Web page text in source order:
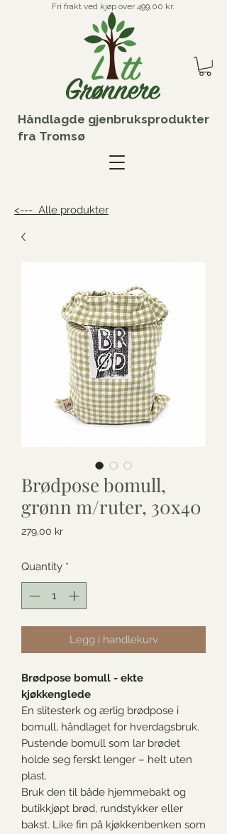
Fri frakt ved kjøp over 499,00 kr.
Håndlagde gjenbruksprodukter
fra Tromsø
<--- Alle produkter
Brødpose bomull,
grønn m/ruter, 30x40
279,00 krPrice
Quantity *
Legg i handlekurv
Brødpose bomull - ekte
kjøkkenglede
En slitesterk og ærlig brødpose i
bomull, håndlaget for hverdagsbruk.
Pustende bomull som lar brødet
holde seg ferskt lenger – helt uten
plast.
Bruk den til både hjemmebakt og
butikkjøpt brød, rundstykker eller
bakst. Like fin på kjøkkenbenken som